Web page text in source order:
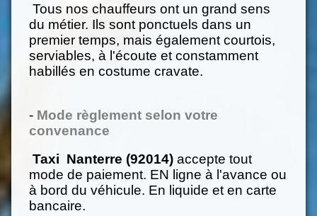
Tous nos chauffeurs ont un grand sens
du métier. Ils sont ponctuels dans un
premier temps, mais également courtois,
serviables, à l'écoute et constamment
habillés en costume cravate.
- Mode règlement selon votre
convenance
Taxi Nanterre (92014) accepte tout
mode de paiement. EN ligne à l'avance ou
à bord du véhicule. En liquide et en carte
bancaire.